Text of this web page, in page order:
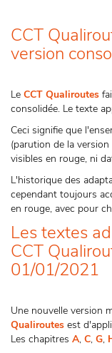
CCT
version
Le CCT Qualiroutes
consolidée. Le texte
Ceci signifie que
(parution de la
visibles en rouge, ni
L'historique des
cependant toujours
en rouge, avec pour
Les textes
CCT
01/01/2021
Une nouvelle version
Qualiroutes est
Les chapitres A, C, G,